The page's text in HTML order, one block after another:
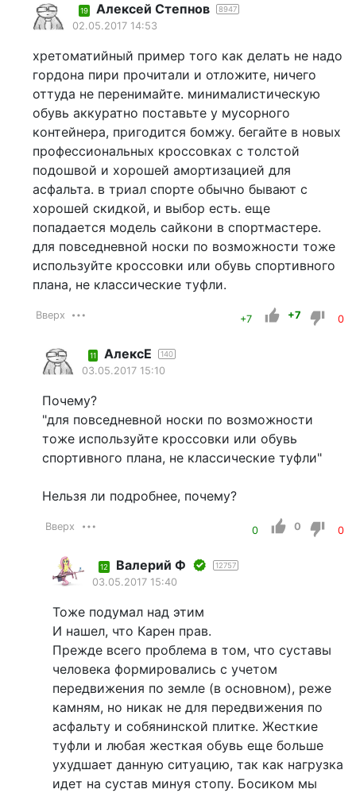
19 Алексей Степнов 8947
02.05.2017 14:53
хретоматийный пример того как делать не надо
гордона пири прочитали и отложите, ничего
оттуда не перенимайте. минималистическую
обувь аккуратно поставьте у мусорного
контейнера, пригодится бомжу. бегайте в новых
профессиональных кроссовках с толстой
подошвой и хорошей амортизацией для
асфальта. в триал спорте обычно бывают с
хорошей скидкой, и выбор есть. еще
попадается модель сайкони в спортмастере.
для повседневной носки по возможности тоже
используйте кроссовки или обувь спортивного
плана, не классические туфли.
Вверх +7 +7 0
11 АлексЕ 140
03.05.2017 15:10
Почему?
"для повседневной носки по возможности
тоже используйте кроссовки или обувь
спортивного плана, не классические туфли"
Нельзя ли подробнее, почему?
Вверх 0 0 0
12 Валерий Ф 12757
03.05.2017 15:40
Тоже подумал над этим
И нашел, что Карен прав.
Прежде всего проблема в том, что суставы
человека формировались с учетом
передвижения по земле (в основном), реже
камням, но никак не для передвижения по
асфальту и собянинской плитке. Жесткие
туфли и любая жесткая обувь еще больше
ухудшает данную ситуацию, так как нагрузка
идет на сустав минуя стопу. Босиком мы